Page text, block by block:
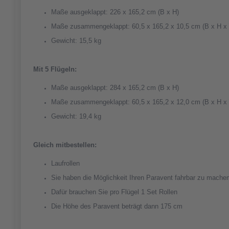
Maße ausgeklappt: 226 x 165,2 cm (B x H)
Maße zusammengeklappt: 60,5 x 165,2 x 10,5 cm (B x H x
Gewicht: 15,5 kg
Mit 5 Flügeln:
Maße ausgeklappt: 284 x 165,2 cm (B x H)
Maße zusammengeklappt: 60,5 x 165,2 x 12,0 cm (B x H x
Gewicht: 19,4 kg
Gleich mitbestellen:
Laufrollen
Sie haben die Möglichkeit Ihren Paravent fahrbar zu machen
Dafür brauchen Sie pro Flügel 1 Set Rollen
Die Höhe des Paravent beträgt dann 175 cm